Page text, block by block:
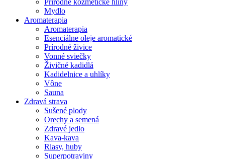
Prírodné kozmetické hliny
Mydlo
Aromaterapia
Aromaterapia
Esenciálne oleje aromatické
Prírodné živice
Vonné sviečky
Živičné kadidlá
Kadidelnice a uhlíky
Vône
Sauna
Zdravá strava
Sušené plody
Orechy a semená
Zdravé jedlo
Kava-kava
Riasy, huby
Superpotraviny